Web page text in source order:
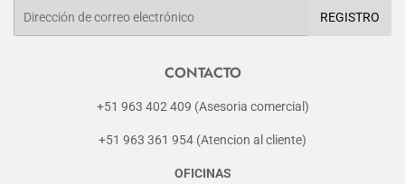
REGISTRO
CONTACTO
+51 963 402 409 (Asesoria comercial)
+51 963 361 954 (Atencion al cliente)
OFICINAS